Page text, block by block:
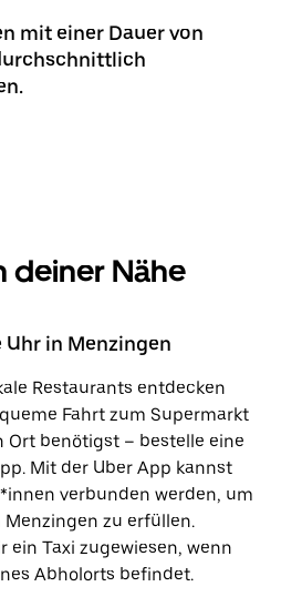
mit einer Dauer von
deiner Nähe
in Menzingen
Restaurants entdecken
Fahrt zum Supermarkt
Ort benötigst – bestelle eine
Mit der Uber App kannst
verbunden werden, um
zu erfüllen.
ein Taxi zugewiesen, wenn
Abholorts befindet.